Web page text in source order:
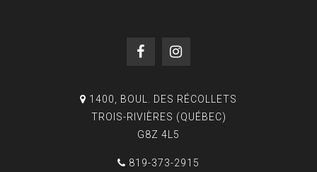
1400, BOUL. DES RÉCOLLETS
TROIS-RIVIÈRES (QUÉBEC)
G8Z 4L5
819-373-2915